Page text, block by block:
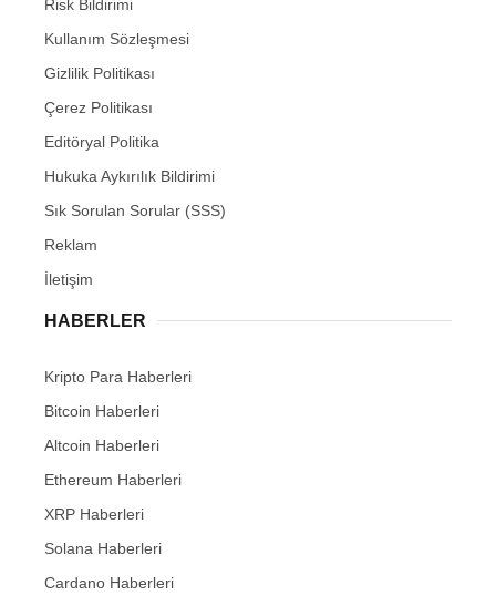
Risk Bildirimi
Kullanım Sözleşmesi
Gizlilik Politikası
Çerez Politikası
Editöryal Politika
Hukuka Aykırılık Bildirimi
Sık Sorulan Sorular (SSS)
Reklam
İletişim
HABERLER
Kripto Para Haberleri
Bitcoin Haberleri
Altcoin Haberleri
Ethereum Haberleri
XRP Haberleri
Solana Haberleri
Cardano Haberleri